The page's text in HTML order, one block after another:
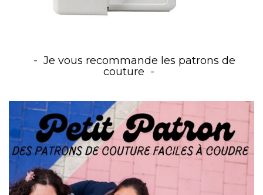
Je vous recommande les patrons de
couture